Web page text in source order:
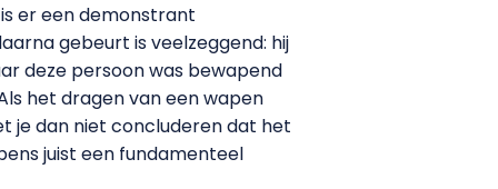
er een demonstrant
gebeurt is veelzeggend: hij
deze persoon was bewapend
het dragen van een wapen
je dan niet concluderen dat het
juist een fundamenteel